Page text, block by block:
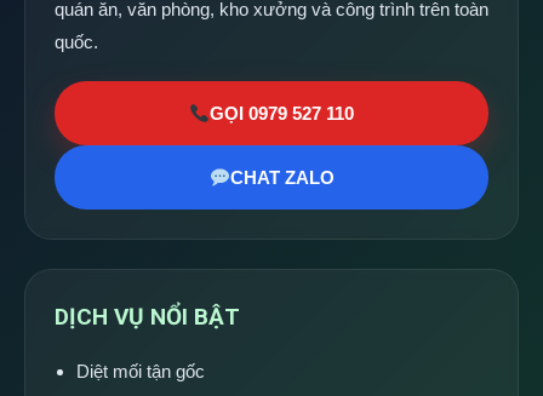
quán ăn, văn phòng, kho xưởng và công trình trên toàn
quốc.
GỌI 0979 527 110
CHAT ZALO
DỊCH VỤ NỔI BẬT
Diệt mối tận gốc